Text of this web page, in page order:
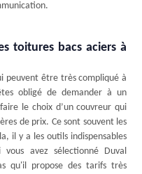
toitures bacs aciers à
peuvent être très compliqué à
obligé de demander à un
le choix d’un couvreur qui
de prix. Ce sont souvent les
il y a les outils indispensables
avez sélectionné Duval
qu'il propose des tarifs très